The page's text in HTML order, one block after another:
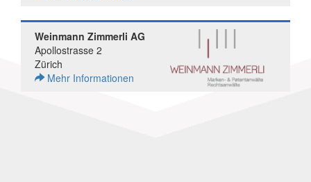
Weinmann Zimmerli AG
Apollostrasse 2
Zürich
Mehr Informationen